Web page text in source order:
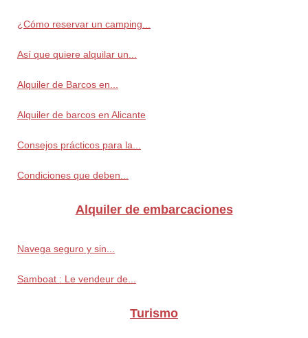
¿Cómo reservar un camping...
Así que quiere alquilar un...
Alquiler de Barcos en...
Alquiler de barcos en Alicante
Consejos prácticos para la...
Condiciones que deben...
Alquiler de embarcaciones
Navega seguro y sin...
Samboat : Le vendeur de...
Turismo